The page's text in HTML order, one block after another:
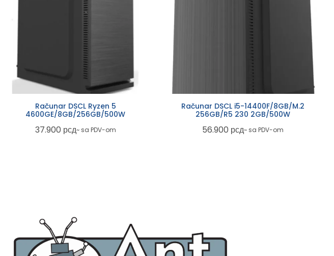
Računar DSCL Ryzen 5
4600GE/8GB/256GB/500W
37.900 рсд~ sa PDV-om
Računar DSCL i5-14400F/8GB/M.2
256GB/R5 230 2GB/500W
56.900 рсд~ sa PDV-om